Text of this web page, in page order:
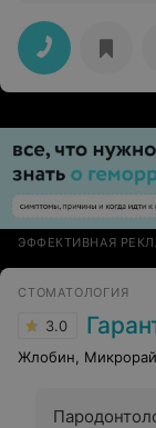
лечить зубки.
очень довольны,
ЭФФЕКТИВНАЯ
СТОМАТОЛОГИЯ
3.0
Жлобин,